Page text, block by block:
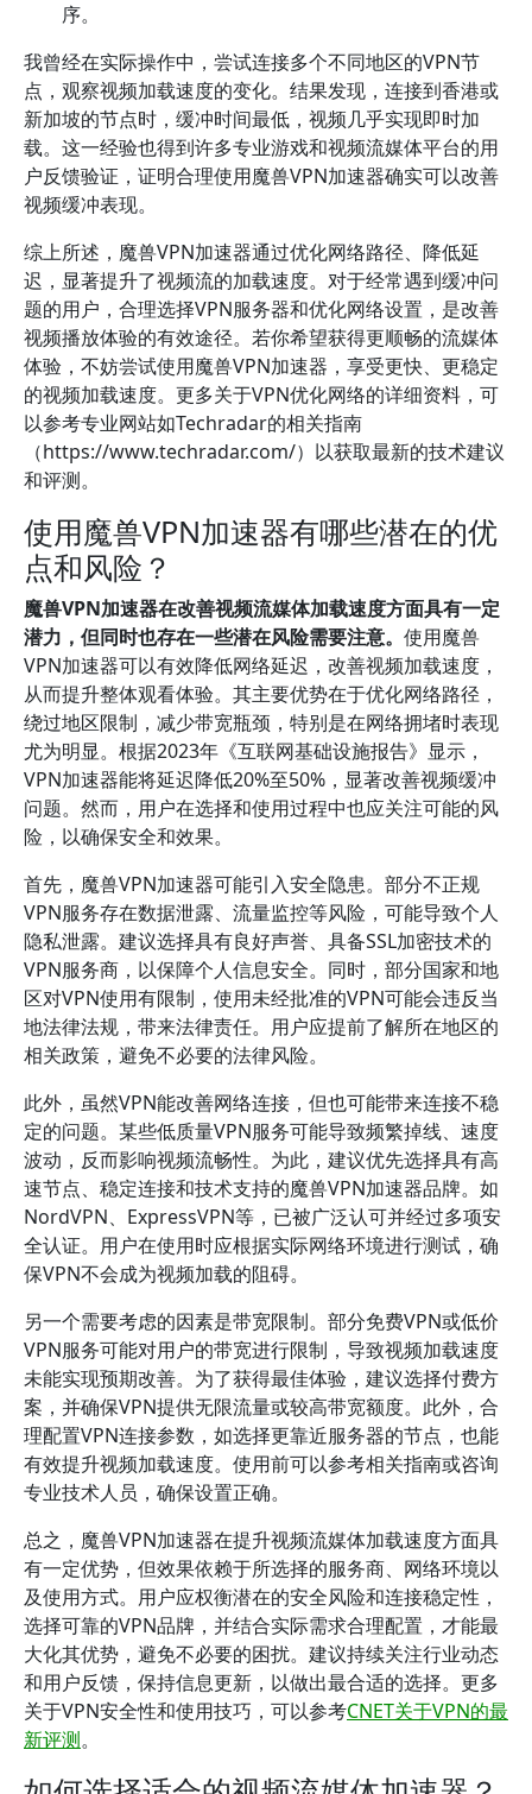
序。
我曾经在实际操作中，尝试连接多个不同地区的VPN节
点，观察视频加载速度的变化。结果发现，连接到香港或
新加坡的节点时，缓冲时间最低，视频几乎实现即时加
载。这一经验也得到许多专业游戏和视频流媒体平台的用
户反馈验证，证明合理使用魔兽VPN加速器确实可以改善
视频缓冲表现。
综上所述，魔兽VPN加速器通过优化网络路径、降低延
迟，显著提升了视频流的加载速度。对于经常遇到缓冲问
题的用户，合理选择VPN服务器和优化网络设置，是改善
视频播放体验的有效途径。若你希望获得更顺畅的流媒体
体验，不妨尝试使用魔兽VPN加速器，享受更快、更稳定
的视频加载速度。更多关于VPN优化网络的详细资料，可
以参考专业网站如Techradar的相关指南
（https://www.techradar.com/）以获取最新的技术建议
和评测。
使用魔兽VPN加速器有哪些潜在的优
点和风险？
魔兽VPN加速器在改善视频流媒体加载速度方面具有一定
潜力，但同时也存在一些潜在风险需要注意。 使用魔兽
VPN加速器可以有效降低网络延迟，改善视频加载速度，
从而提升整体观看体验。其主要优势在于优化网络路径，
绕过地区限制，减少带宽瓶颈，特别是在网络拥堵时表现
尤为明显。根据2023年《互联网基础设施报告》显示，
VPN加速器能将延迟降低20%至50%，显著改善视频缓冲
问题。然而，用户在选择和使用过程中也应关注可能的风
险，以确保安全和效果。
首先，魔兽VPN加速器可能引入安全隐患。部分不正规
VPN服务存在数据泄露、流量监控等风险，可能导致个人
隐私泄露。建议选择具有良好声誉、具备SSL加密技术的
VPN服务商，以保障个人信息安全。同时，部分国家和地
区对VPN使用有限制，使用未经批准的VPN可能会违反当
地法律法规，带来法律责任。用户应提前了解所在地区的
相关政策，避免不必要的法律风险。
此外，虽然VPN能改善网络连接，但也可能带来连接不稳
定的问题。某些低质量VPN服务可能导致频繁掉线、速度
波动，反而影响视频流畅性。为此，建议优先选择具有高
速节点、稳定连接和技术支持的魔兽VPN加速器品牌。如
NordVPN、ExpressVPN等，已被广泛认可并经过多项安
全认证。用户在使用时应根据实际网络环境进行测试，确
保VPN不会成为视频加载的阻碍。
另一个需要考虑的因素是带宽限制。部分免费VPN或低价
VPN服务可能对用户的带宽进行限制，导致视频加载速度
未能实现预期改善。为了获得最佳体验，建议选择付费方
案，并确保VPN提供无限流量或较高带宽额度。此外，合
理配置VPN连接参数，如选择更靠近服务器的节点，也能
有效提升视频加载速度。使用前可以参考相关指南或咨询
专业技术人员，确保设置正确。
总之，魔兽VPN加速器在提升视频流媒体加载速度方面具
有一定优势，但效果依赖于所选择的服务商、网络环境以
及使用方式。用户应权衡潜在的安全风险和连接稳定性，
选择可靠的VPN品牌，并结合实际需求合理配置，才能最
大化其优势，避免不必要的困扰。建议持续关注行业动态
和用户反馈，保持信息更新，以做出最合适的选择。更多
关于VPN安全性和使用技巧，可以参考CNET关于VPN的最
新评测。